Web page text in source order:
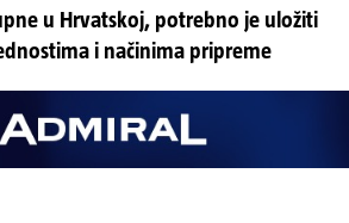
u Hrvatskoj, potrebno je uložiti
i načinima pripreme